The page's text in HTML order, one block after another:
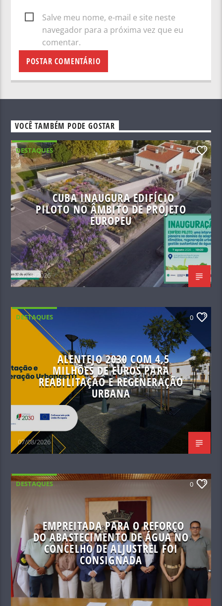
Salve meu nome, e-mail e site neste
navegador para a próxima vez que eu
comentar.
VOCÊ TAMBÉM PODE GOSTAR
DESTAQUES 0
CUBA INAUGURA EDIFÍCIO
PILOTO NO ÂMBITO DE PROJETO
EUROPEU
07/08/2026
DESTAQUES 0
ALENTEJO 2030 COM 4,5
MILHÕES DE EUROS PARA
REABILITAÇÃO E REGENERAÇÃO
URBANA
07/08/2026
DESTAQUES 0
EMPREITADA PARA O REFORÇO
DO ABASTECIMENTO DE ÁGUA NO
CONCELHO DE ALJUSTREL FOI
CONSIGNADA